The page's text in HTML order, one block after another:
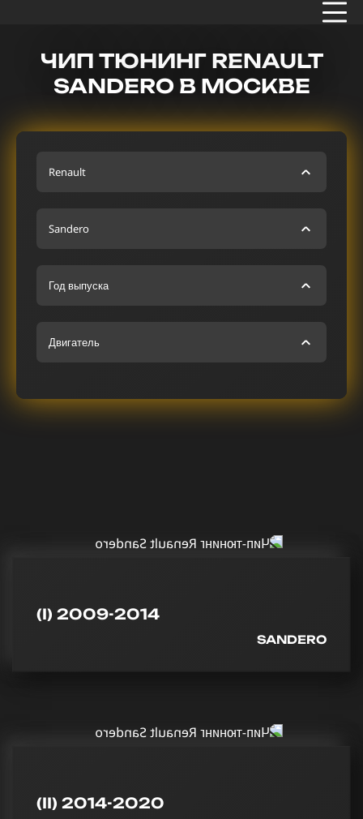
ЧИП ТЮНИНГ RENAULT
SANDERO В МОСКВЕ
Renault
Sandero
Год выпуска
Двигатель
(I) 2009-2014
SANDERO
(II) 2014-2020